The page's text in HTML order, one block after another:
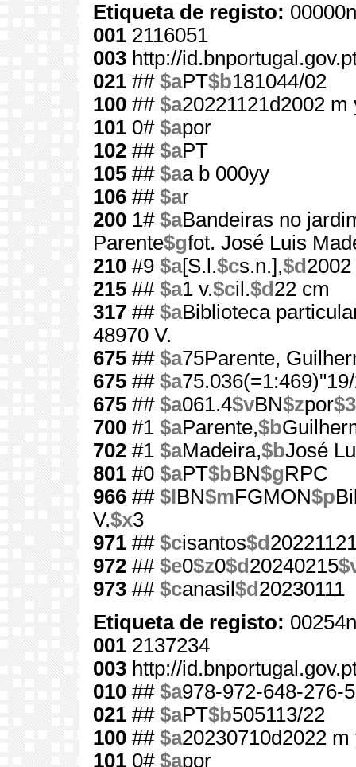
Etiqueta de registo:
001 2116051
003 http://
021 ## $aPT$b181044/02
100 ## $a20221121d2002
101 0# $apor
102 ## $aPT
105 ## $aa b 000yy
106 ## $ar
200 1# $aBandeiras no
Parente$gfot. José Luis
210 #9 $a[S.l.$cs.n.],$d 2002
215 ## $a1 v.$cil.$d 22 cm
317 ## $aBiblioteca
48970 V.
675 ## $a75Parente,
675 ## $a
675 ## $a061.4$vBN$zpor$3
700 #1 $aParente,$b
702 #1 $aMadeira,$bJosé
801 #0 $aPT$bBN$gRPC
966 ## $l BN$mFGMON$p
V.$x3
971 ## $cisantos$d
972 ## $e0$z0$d 20240215
973 ## $canasil $d 20230111
Etiqueta de registo:
001 2137234
003 http://
010 ## $a978-972-648-276-5
021 ## $aPT$b505113/22
100 ## $a20230710d2022
101 0# $apor